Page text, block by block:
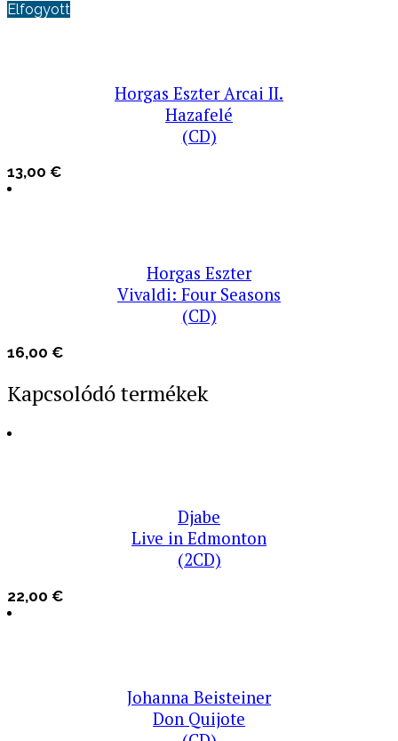
Elfogyott
Horgas Eszter Arcai II.
Hazafelé
(CD)
13,00 €
Horgas Eszter
Vivaldi: Four Seasons
(CD)
16,00 €
Kapcsolódó termékek
Djabe
Live in Edmonton
(2CD)
22,00 €
Johanna Beisteiner
Don Quijote